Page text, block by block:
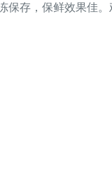
存，保鲜效果佳